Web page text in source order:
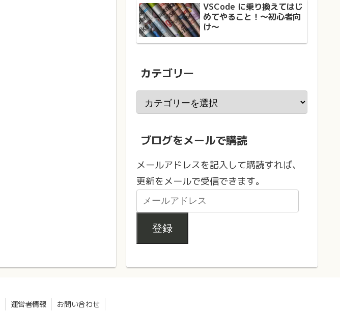
VSCode に乗り換えてはじ
めてやること！〜初心者向
け〜
カテゴリー
ブログをメールで購読
メールアドレスを記入して購読すれば、
更新をメールで受信できます。
登録
運営者情報 お問い合わせ